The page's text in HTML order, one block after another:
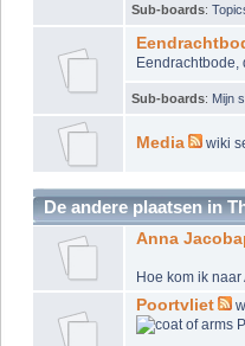
Sub-boards:
Eendrachtbode,
Sub-boards: Mijn
Media wiki
De andere plaatsen in
Anna
Hoe kom ik
Poortvliet